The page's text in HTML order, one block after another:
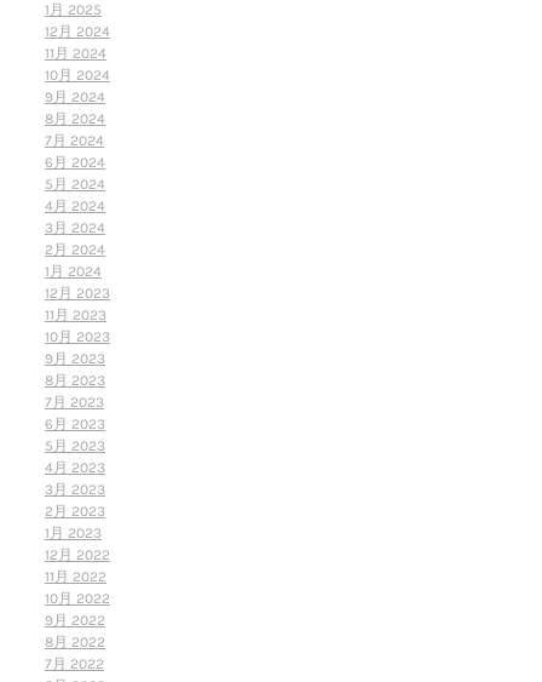
1月 2025
12月 2024
11月 2024
10月 2024
9月 2024
8月 2024
7月 2024
6月 2024
5月 2024
4月 2024
3月 2024
2月 2024
1月 2024
12月 2023
11月 2023
10月 2023
9月 2023
8月 2023
7月 2023
6月 2023
5月 2023
4月 2023
3月 2023
2月 2023
1月 2023
12月 2022
11月 2022
10月 2022
9月 2022
8月 2022
7月 2022